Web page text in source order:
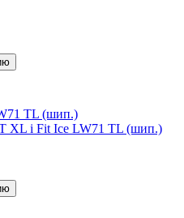
XL i Fit Ice LW71 TL (шип.)